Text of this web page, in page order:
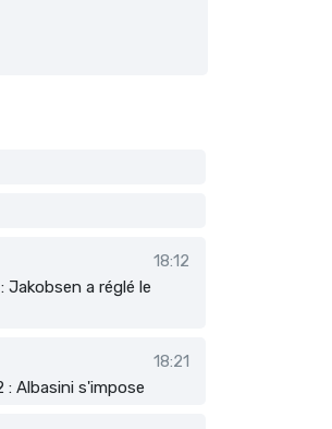
18:12
Jakobsen a réglé le
18:21
: Albasini s'impose